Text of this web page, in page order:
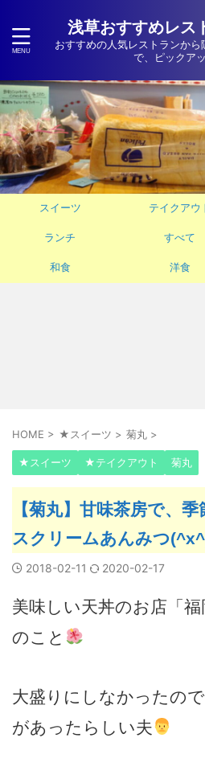
浅草おすすめレス
おすすめの人気レストランから
で、ピックア
スイーツ テイクアウ
ランチ すべて
和食 洋食
HOME > ★スイーツ > 菊丸 >
★スイーツ ★テイクアウト 菊丸
【菊丸】甘味茶房で、
スクリームあんみつ
2018-02-11 2020-02-17
美味しい天丼のお店「
のこと
大盛りにしなかったの
があったらしい夫